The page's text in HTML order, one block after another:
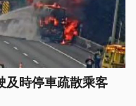
及時停車疏散乘客